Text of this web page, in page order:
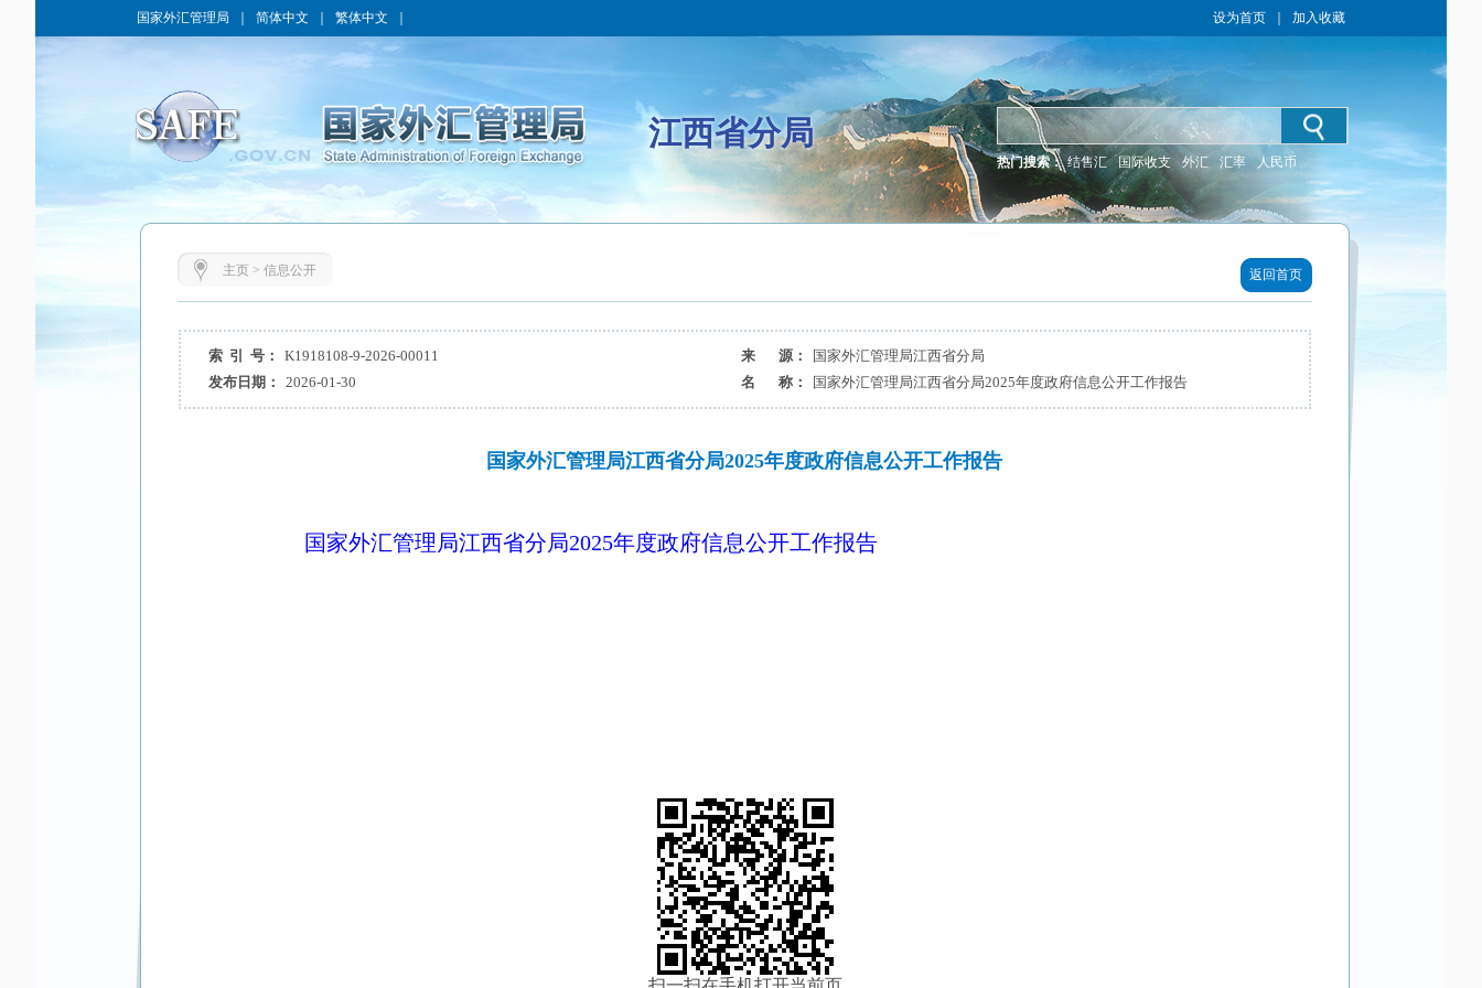
国家外汇管理局 简体中文 繁体中文 设为首页 加入收藏
江西省分局
热门搜索： 结售汇 国际收支 外汇 汇率 人民币
主页> 信息公开 返回首页
索 引 号： K1918108-9-2026-00011 来 源：
国家外汇管理局江西省分局
发布日期：
2026-01-30 名 称： 国家外汇管理局江西省分局2025年度政府信息公开工作报告
国家外汇管理局江西省分局2025年度政府信息公开工作报告
国家外汇管理局江西省分局2025年度政府信息公开工作报告